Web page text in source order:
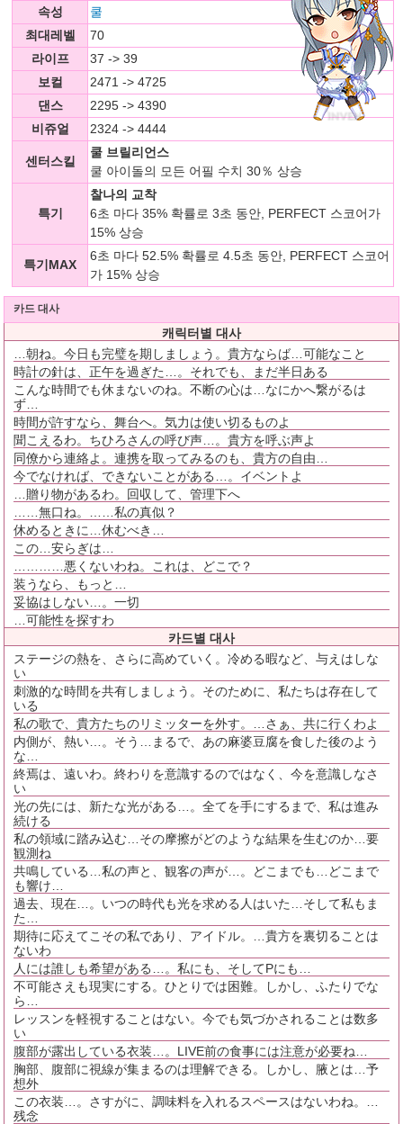
속성
쿨
최대레벨
70
라이프
37 -> 39
보컬
2471 -> 4725
댄스
2295 -> 4390
비쥬얼
2324 -> 4444
센터스킬
쿨 브릴리언스
쿨 아이돌의 모든 어필 수치 30％ 상승
특기
찰나의 교착
6초 마다 35% 확률로 3초 동안, PERFECT 스코어가
15% 상승
특기MAX
6초 마다 52.5% 확률로 4.5초 동안, PERFECT 스코어
가 15% 상승
카드 대사
캐릭터별 대사
…朝ね。今日も完璧を期しましょう。貴方ならば…可能なこと
時計の針は、正午を過ぎた…。それでも、まだ半日ある
こんな時間でも休まないのね。不断の心は…なにかへ繋がるは
ず…
時間が許すなら、舞台へ。気力は使い切るものよ
聞こえるわ。ちひろさんの呼び声…。貴方を呼ぶ声よ
同僚から連絡よ。連携を取ってみるのも、貴方の自由…
今でなければ、できないことがある…。イベントよ
…贈り物があるわ。回収して、管理下へ
……無口ね。……私の真似？
休めるときに…休むべき…
この…安らぎは…
…………悪くないわね。これは、どこで？
装うなら、もっと…
妥協はしない…。一切
…可能性を探すわ
카드별 대사
ステージの熱を、さらに高めていく。冷める暇など、与えはしな
い
刺激的な時間を共有しましょう。そのために、私たちは存在して
いる
私の歌で、貴方たちのリミッターを外す。…さぁ、共に行くわよ
内側が、熱い…。そう…まるで、あの麻婆豆腐を食した後のよう
な…
終焉は、遠いわ。終わりを意識するのではなく、今を意識しなさ
い
光の先には、新たな光がある…。全てを手にするまで、私は進み
続ける
私の領域に踏み込む…その摩擦がどのような結果を生むのか…要
観測ね
共鳴している…私の声と、観客の声が…。どこまでも…どこまで
も響け…
過去、現在…。いつの時代も光を求める人はいた…そして私もま
た…
期待に応えてこその私であり、アイドル。…貴方を裏切ることは
ないわ
人には誰しも希望がある…。私にも、そしてPにも…
不可能さえも現実にする。ひとりでは困難。しかし、ふたりでな
ら…
レッスンを軽視することはない。今でも気づかされることは数多
い
腹部が露出している衣装…。LIVE前の食事には注意が必要ね…
胸部、腹部に視線が集まるのは理解できる。しかし、腋とは…予
想外
この衣装…。さすがに、調味料を入れるスペースはないわね。…
残念